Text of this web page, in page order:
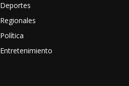
Deportes
Regionales
Política
Entretenimiento